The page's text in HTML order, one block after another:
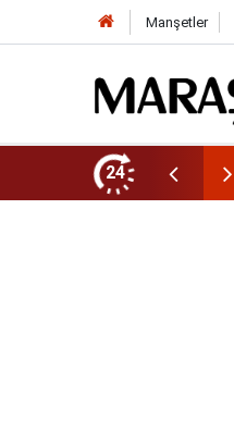
Manşetler
24son gün 7